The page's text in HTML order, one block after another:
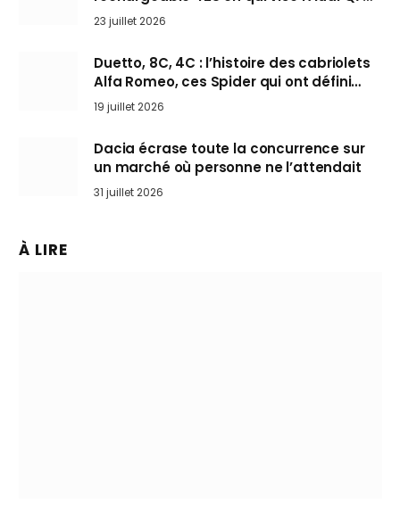
arrive en Europe cet automne
23 juillet 2026
Duetto, 8C, 4C : l’histoire des cabriolets
Alfa Romeo, ces Spider qui ont défini
l’art de rouler cheveux au vent
19 juillet 2026
Dacia écrase toute la concurrence sur
un marché où personne ne l’attendait
31 juillet 2026
À LIRE